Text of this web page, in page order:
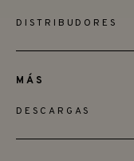
DISTRIBUDORES
MÁS
DESCARGAS